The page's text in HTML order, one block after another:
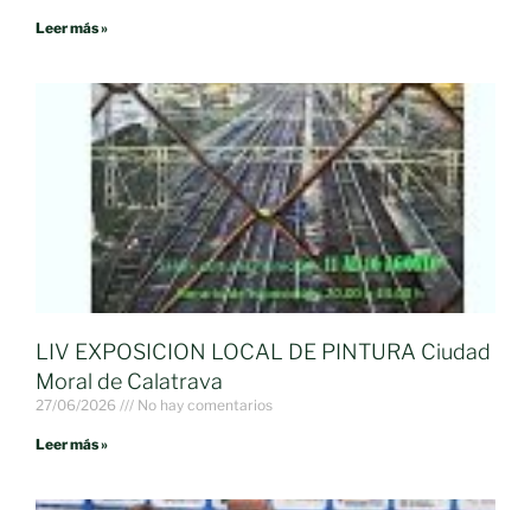
Leer más »
LIV EXPOSICION LOCAL DE PINTURA Ciudad
Moral de Calatrava
27/06/2026 No hay comentarios
Leer más »